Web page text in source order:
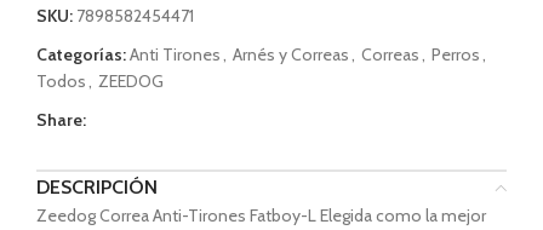
SKU: 7898582454471
Categorías:Anti Tirones, Arnés y Correas, Correas, Perros,
Todos, ZEEDOG
Share:
DESCRIPCIÓN
Zeedog Correa Anti-Tirones Fatboy-L Elegida como la mejor